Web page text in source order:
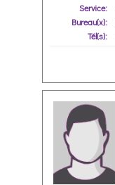
Service:
Bureau(x):
Tél(s):